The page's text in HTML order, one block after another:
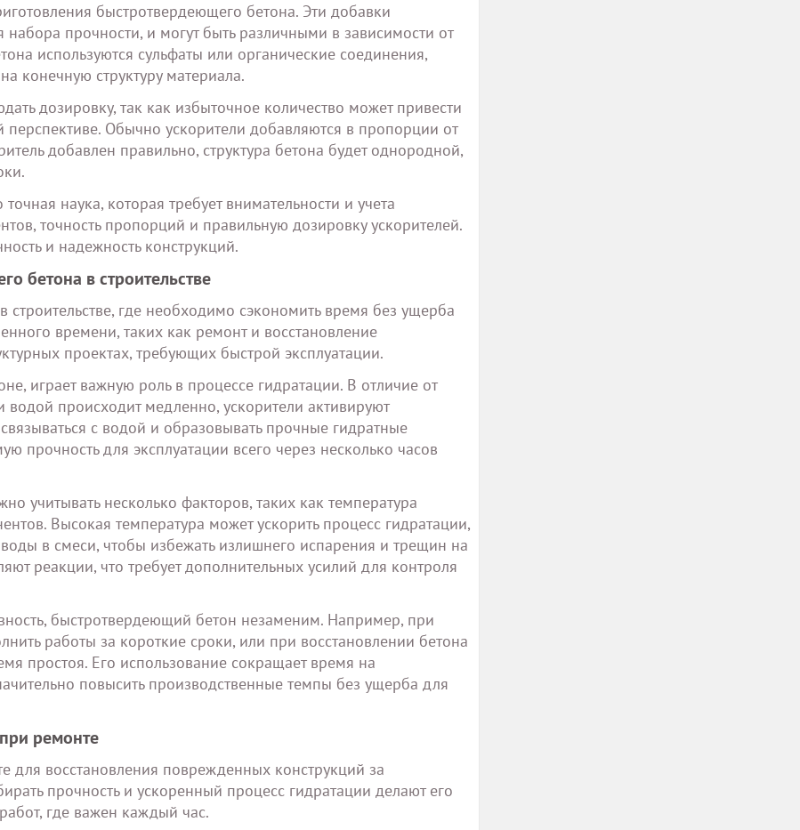
быстротвердеющего бетона. Эти добавки
прочности, и могут быть различными в зависимости от
используются сульфаты или органические соединения,
конечную структуру материала.
дозировку, так как избыточное количество может привести
Обычно ускорители добавляются в пропорции от
добавлен правильно, структура бетона будет однородной,
наука, которая требует внимательности и учета
точность пропорций и правильную дозировку ускорителей.
и надежность конструкций.
бетона в строительстве
где необходимо сэкономить время без ущерба
времени, таких как ремонт и восстановление
проектах, требующих быстрой эксплуатации.
играет важную роль в процессе гидратации. В отличие от
происходит медленно, ускорители активируют
с водой и образовывать прочные гидратные
прочность для эксплуатации всего через несколько часов
учитывать несколько факторов, таких как температура
Высокая температура может ускорить процесс гидратации,
в смеси, чтобы избежать излишнего испарения и трещин на
реакции, что требует дополнительных усилий для контроля
быстротвердеющий бетон незаменим. Например, при
работы за короткие сроки, или при восстановлении бетона
простоя. Его использование сокращает время на
повысить производственные темпы без ущерба для
ремонте
для восстановления поврежденных конструкций за
прочность и ускоренный процесс гидратации делают его
где важен каждый час.